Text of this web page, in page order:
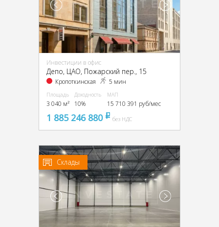
Инвестиции в офис
Депо, ЦАО, Пожарский пер., 15
Кропоткинская 5 мин
Площадь
3 040 м²
Доходность
10%
МАП
15 710 391 руб/мес
1 885 246 880 pуббез НДС
Склады